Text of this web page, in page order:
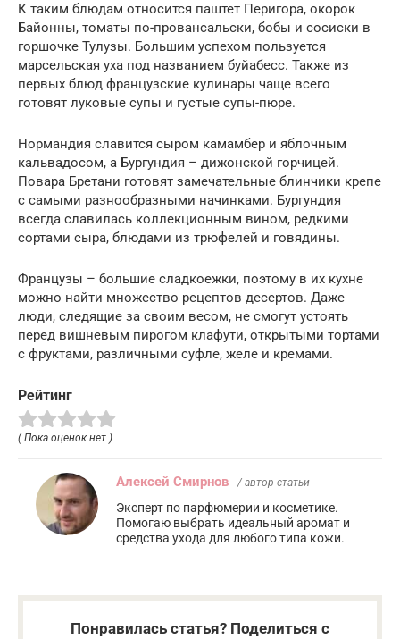
К таким блюдам относится паштет Перигора, окорок
Байонны, томаты по-провансальски, бобы и сосиски в
горшочке Тулузы. Большим успехом пользуется
марсельская уха под названием буйабесс. Также из
первых блюд французские кулинары чаще всего
готовят луковые супы и густые супы-пюре.
Нормандия славится сыром камамбер и яблочным
кальвадосом, а Бургундия – дижонской горчицей.
Повара Бретани готовят замечательные блинчики крепе
с самыми разнообразными начинками. Бургундия
всегда славилась коллекционным вином, редкими
сортами сыра, блюдами из трюфелей и говядины.
Французы – большие сладкоежки, поэтому в их кухне
можно найти множество рецептов десертов. Даже
люди, следящие за своим весом, не смогут устоять
перед вишневым пирогом клафути, открытыми тортами
с фруктами, различными суфле, желе и кремами.
Рейтинг
( Пока оценок нет )
Алексей Смирнов / автор статьи
Эксперт по парфюмерии и косметике.
Помогаю выбрать идеальный аромат и
средства ухода для любого типа кожи.
Понравилась статья? Поделиться с